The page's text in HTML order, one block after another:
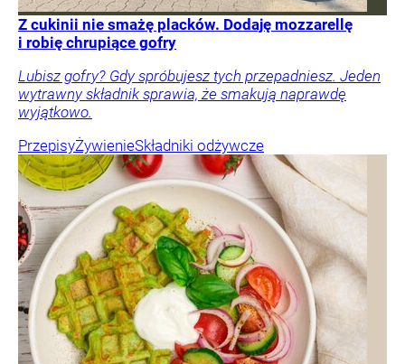
Z cukinii nie smażę placków. Dodaję mozzarellę
i robię chrupiące gofry
Lubisz gofry? Gdy spróbujesz tych przepadniesz. Jeden
wytrawny składnik sprawia, że smakują naprawdę
wyjątkowo.
PrzepisyŻywienieSkładniki odżywcze